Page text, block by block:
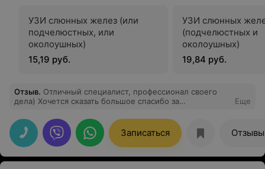
УЗИ слюнных желез (или
подчелюстных, или
околоушных)
15,19 руб.
УЗИ слюнных
(подчелюстных и
околоушных)
19,84 руб.
Отзыв. Отличный специалист, профессионал своего
дела) Хочется сказать большое спасибо за
задачу. Практически наш семейный доктор)),
Еще
Записаться Отзывы